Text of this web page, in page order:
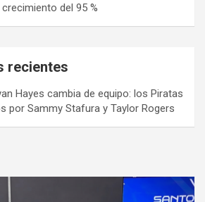
del 95 %
recientes
Hayes cambia de equipo: los Piratas
por Sammy Stafura y Taylor Rogers